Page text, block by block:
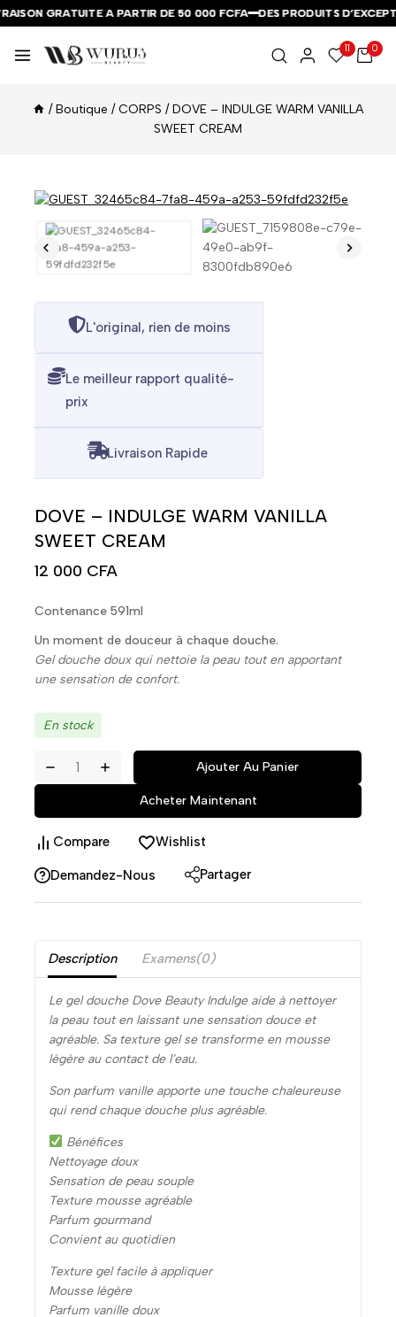
GRATUITE A PARTIR DE 50 000 FCFA DES PRODUITS
GRATUITE A PARTIR DE 50 000 FCFA DES PRODUITS
GRATUITE A PARTIR DE 50 000 FCFA DES PRODUITS
11 0
/ Boutique / CORPS / DOVE – INDULGE WARM VANILLA
SWEET CREAM
L'original, rien de moins
Le meilleur rapport qualité-
prix
Livraison Rapide
DOVE – INDULGE WARM VANILLA
SWEET CREAM
12 000 CFA
Contenance 591ml
Un moment de douceur à chaque douche.
Gel douche doux qui nettoie la peau tout en apportant
une sensation de confort.
En stock
Ajouter Au Panier
Acheter Maintenant
Compare Wishlist
Demandez-Nous Partager
Description Examens(0)
Le gel douche Dove Beauty Indulge aide à nettoyer
la peau tout en laissant une sensation douce et
agréable. Sa texture gel se transforme en mousse
légère au contact de l’eau.
Son parfum vanille apporte une touche chaleureuse
qui rend chaque douche plus agréable.
Bénéfices
Nettoyage doux
Sensation de peau souple
Texture mousse agréable
Parfum gourmand
Convient au quotidien
Texture gel facile à appliquer
Mousse légère
Parfum vanille doux